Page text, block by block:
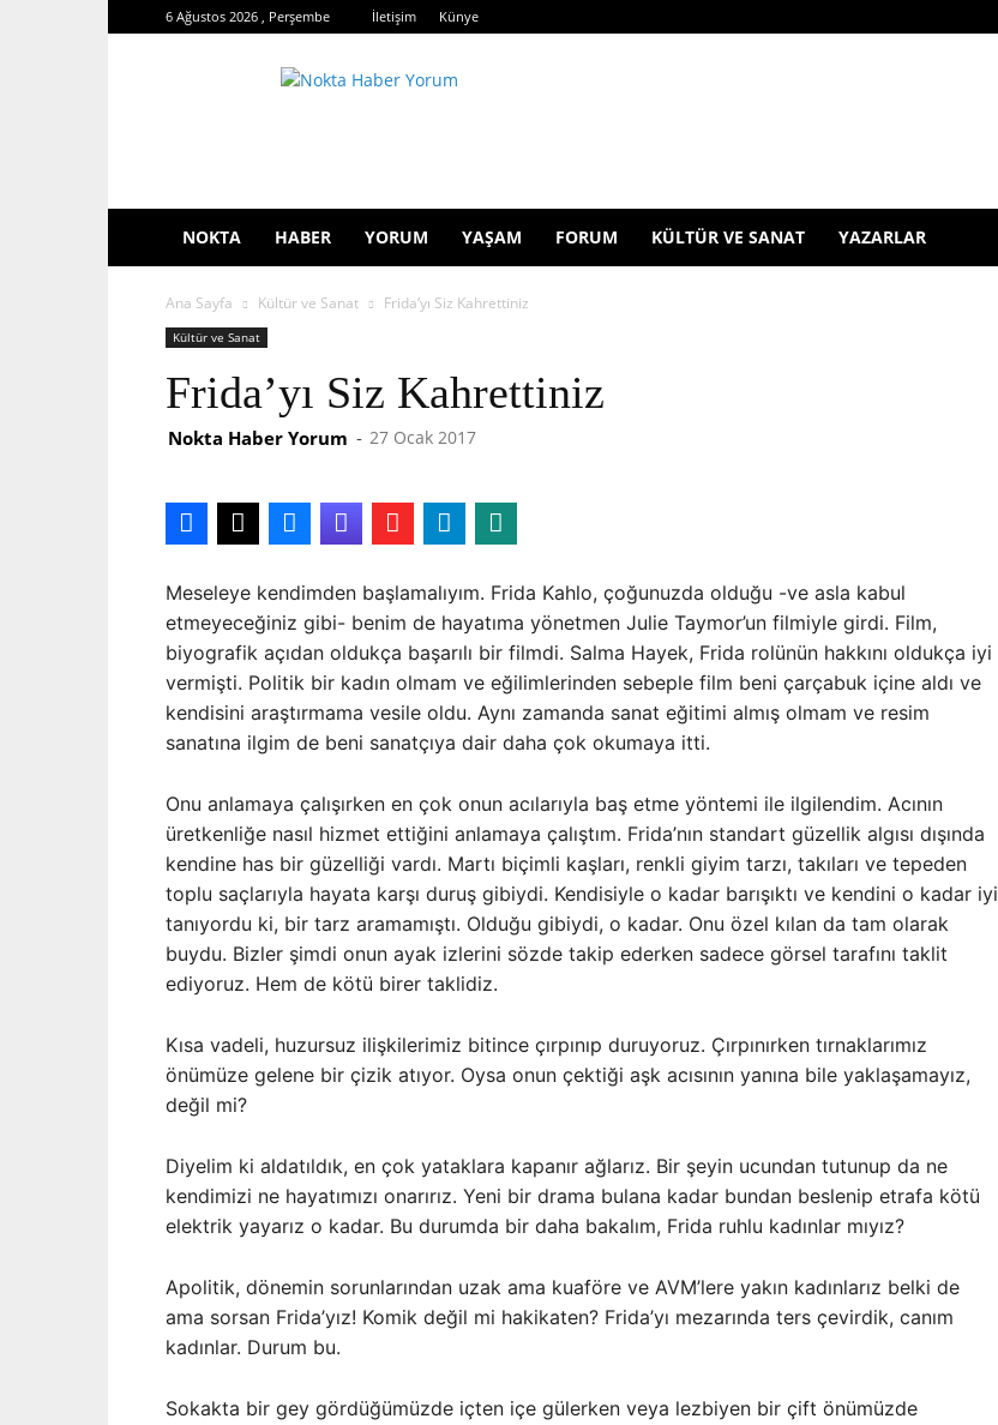
6 Ağustos 2026 , Perşembe İletişim Künye
NOKTA HABER YORUM YAŞAM FORUM KÜLTÜR VE SANAT YAZARLAR
Ana Sayfa Kültür ve Sanat Frida’yı Siz Kahrettiniz
Kültür ve Sanat
Frida’yı Siz Kahrettiniz
Nokta Haber Yorum - 27 Ocak 2017
Meseleye kendimden başlamalıyım. Frida Kahlo, çoğunuzda olduğu -ve asla kabul
etmeyeceğiniz gibi- benim de hayatıma yönetmen Julie Taymor’un filmiyle girdi. Film,
biyografik açıdan oldukça başarılı bir filmdi. Salma Hayek, Frida rolünün hakkını oldukça iyi
vermişti. Politik bir kadın olmam ve eğilimlerinden sebeple film beni çarçabuk içine aldı ve
kendisini araştırmama vesile oldu. Aynı zamanda sanat eğitimi almış olmam ve resim
sanatına ilgim de beni sanatçıya dair daha çok okumaya itti.
Onu anlamaya çalışırken en çok onun acılarıyla baş etme yöntemi ile ilgilendim. Acının
üretkenliğe nasıl hizmet ettiğini anlamaya çalıştım. Frida’nın standart güzellik algısı dışında
kendine has bir güzelliği vardı. Martı biçimli kaşları, renkli giyim tarzı, takıları ve tepeden
toplu saçlarıyla hayata karşı duruş gibiydi. Kendisiyle o kadar barışıktı ve kendini o kadar iyi
tanıyordu ki, bir tarz aramamıştı. Olduğu gibiydi, o kadar. Onu özel kılan da tam olarak
buydu. Bizler şimdi onun ayak izlerini sözde takip ederken sadece görsel tarafını taklit
ediyoruz. Hem de kötü birer taklidiz.
Kısa vadeli, huzursuz ilişkilerimiz bitince çırpınıp duruyoruz. Çırpınırken tırnaklarımız
önümüze gelene bir çizik atıyor. Oysa onun çektiği aşk acısının yanına bile yaklaşamayız,
değil mi?
Diyelim ki aldatıldık, en çok yataklara kapanır ağlarız. Bir şeyin ucundan tutunup da ne
kendimizi ne hayatımızı onarırız. Yeni bir drama bulana kadar bundan beslenip etrafa kötü
elektrik yayarız o kadar. Bu durumda bir daha bakalım, Frida ruhlu kadınlar mıyız?
Apolitik, dönemin sorunlarından uzak ama kuaföre ve AVM’lere yakın kadınlarız belki de
ama sorsan Frida’yız! Komik değil mi hakikaten? Frida’yı mezarında ters çevirdik, canım
kadınlar. Durum bu.
Sokakta bir gey gördüğümüzde içten içe gülerken veya lezbiyen bir çift önümüzde